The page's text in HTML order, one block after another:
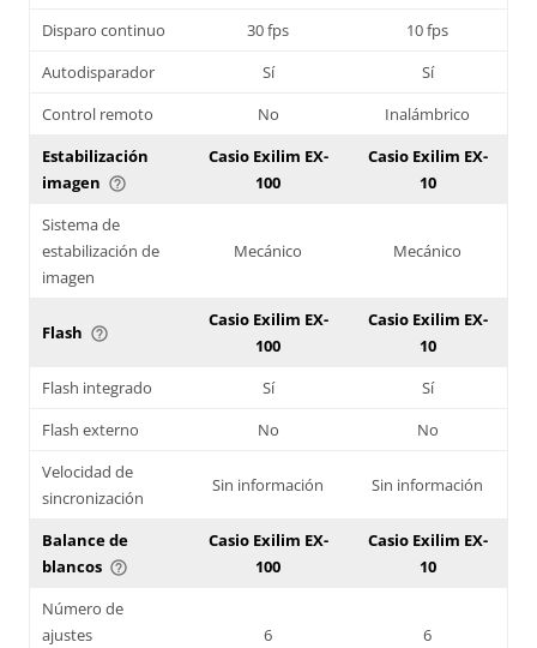
Disparo continuo 30 fps
10 fps
Autodisparador
Sí
Sí
Control remoto
No
Inalámbrico
Estabilización
imagen help_outline
Casio Exilim EX-
100
Casio Exilim EX-
10
Sistema de
estabilización de
imagen
Mecánico Mecánico
Flash help_outline
Casio Exilim EX-
100
Casio Exilim EX-
10
Flash integrado
Sí
Sí
Flash externo
No
No
Velocidad de
sincronización
Sin información Sin información
Balance de
blancos help_outline
Casio Exilim EX-
100
Casio Exilim EX-
10
Número de
ajustes
6 6